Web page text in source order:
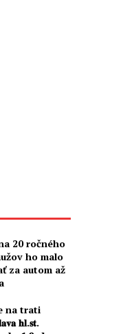
20 ročného
ho malo
za autom až
na trati
𝐡𝐥.𝐬𝐭.